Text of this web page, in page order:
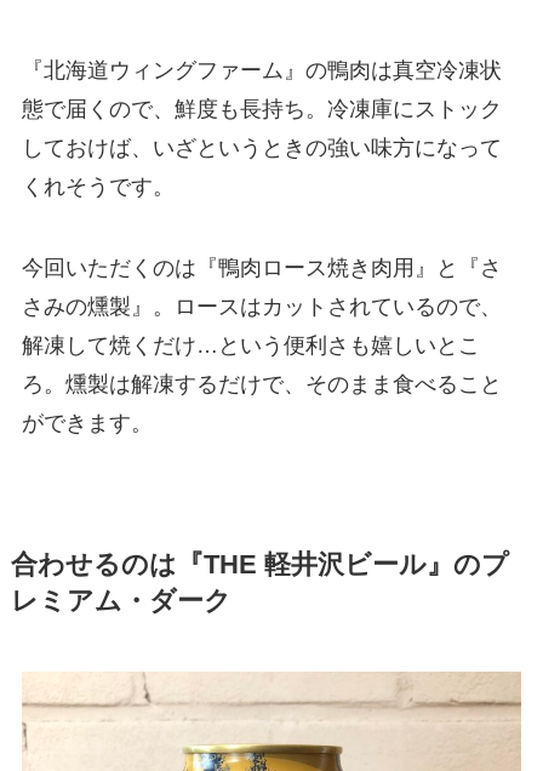
『北海道ウィングファーム』の鴨肉は真空冷凍状
態で届くので、鮮度も長持ち。冷凍庫にストック
しておけば、いざというときの強い味方になって
くれそうです。
今回いただくのは『鴨肉ロース焼き肉用』と『さ
さみの燻製』。ロースはカットされているので、
解凍して焼くだけ…という便利さも嬉しいとこ
ろ。燻製は解凍するだけで、そのまま食べること
ができます。
合わせるのは『THE 軽井沢ビール』のプ
レミアム・ダーク